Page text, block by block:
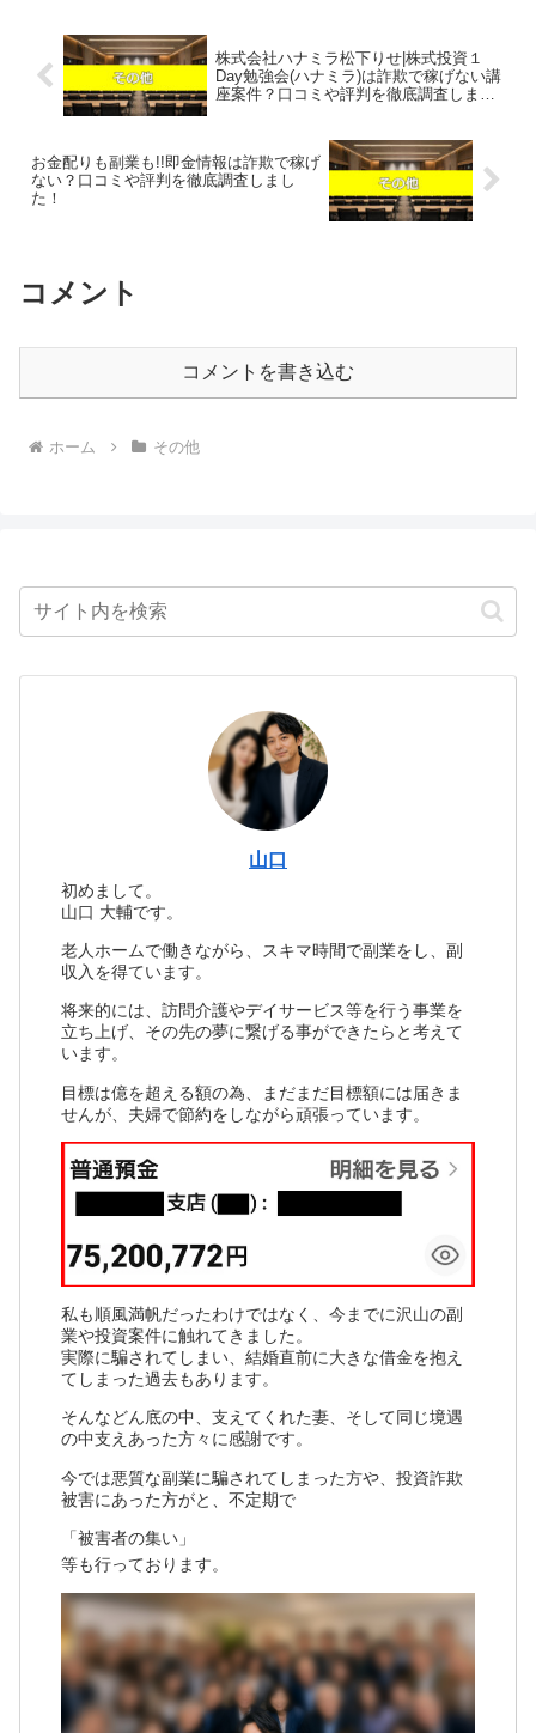
株式会社ハナミラ松下りせ|株式投資１
Day勉強会(ハナミラ)は詐欺で稼げない講
座案件？口コミや評判を徹底調査しまし
お金配りも副業も!!即金情報は詐欺で稼げ
ない？口コミや評判を徹底調査しまし
た！
コメント
コメントを書き込む
ホーム その他
山口
初めまして。
山口 大輔です。
老人ホームで働きながら、スキマ時間で副業をし、副
収入を得ています。
将来的には、訪問介護やデイサービス等を行う事業を
立ち上げ、その先の夢に繋げる事ができたらと考えて
います。
目標は億を超える額の為、まだまだ目標額には届きま
せんが、夫婦で節約をしながら頑張っています。
私も順風満帆だったわけではなく、今までに沢山の副
業や投資案件に触れてきました。
実際に騙されてしまい、結婚直前に大きな借金を抱え
てしまった過去もあります。
そんなどん底の中、支えてくれた妻、そして同じ境遇
の中支えあった方々に感謝です。
今では悪質な副業に騙されてしまった方や、投資詐欺
被害にあった方がと、不定期で
「被害者の集い」
等も行っております。